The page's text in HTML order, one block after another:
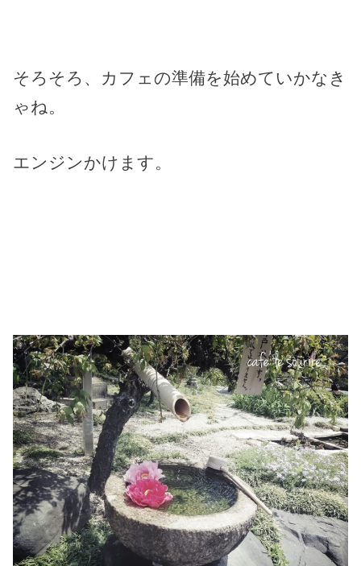
そろそろ、カフェの準備を始めていかなき
ゃね。
エンジンかけます。